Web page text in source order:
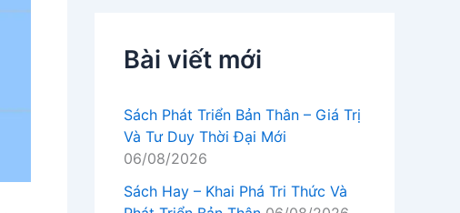
Bài viết mới
Sách Phát Triển Bản Thân – Giá Trị
Và Tư Duy Thời Đại Mới
06/08/2026
Sách Hay – Khai Phá Tri Thức Và